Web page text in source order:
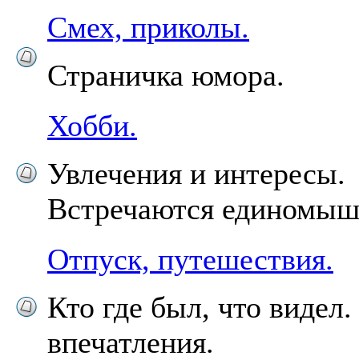
Смех, приколы.
Страничка юмора.
Хобби.
Увлечения и интересы.
Встречаются
Отпуск, путешествия.
Кто где был, что
впечатления.